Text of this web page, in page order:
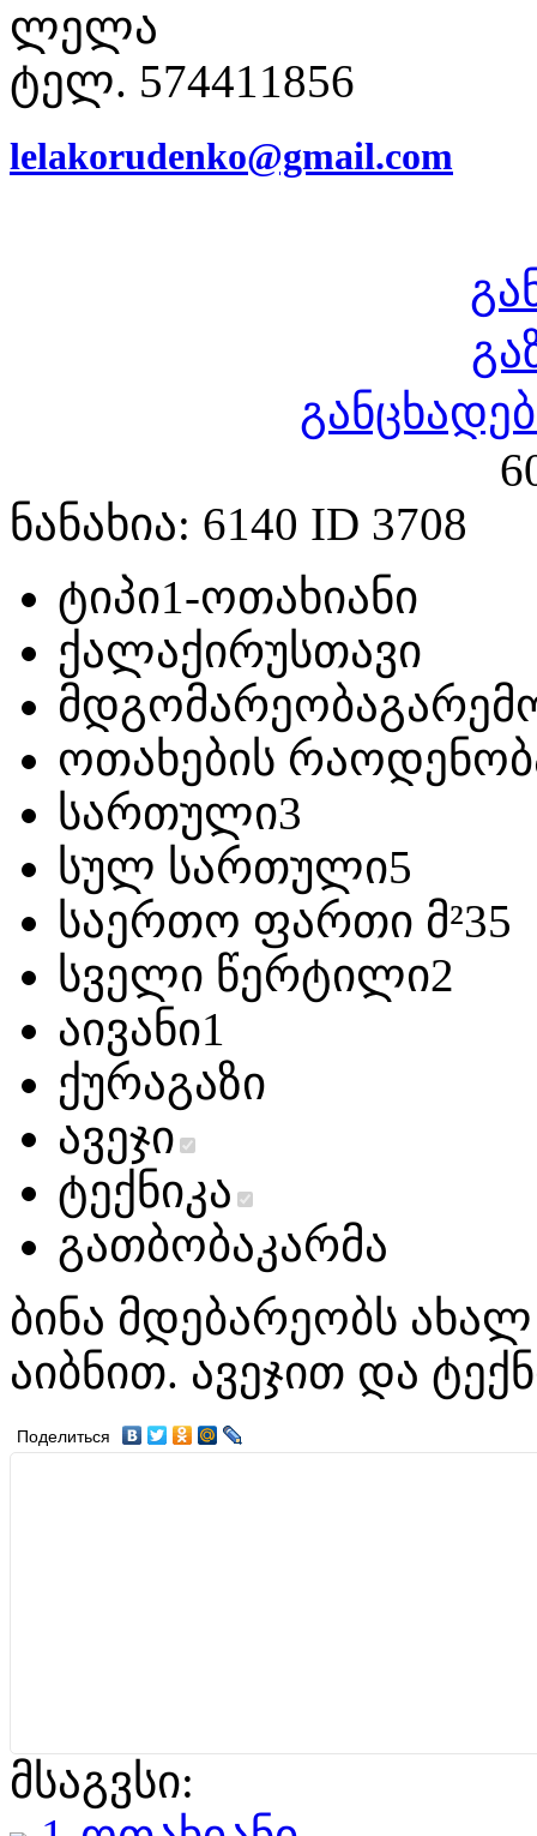
ლელა
ტელ. 574411856
lelakorudenko@gmail.com
ნანახია: 6140 ID 3708
ტიპი1-ოთახიანი
ქალაქირუსთავი
მდგომარეობა
ოთახების
სართული3
სულ სართული5
საერთო ფართი მ²35
სველი წერტილი2
აივანი1
ქურაგაზი
ავეჯი
ტექნიკა
გათბობაკარმა
ბინა მდებარეობს
აიბნით. ავეჯით და
Поделиться
მსაგვსი: